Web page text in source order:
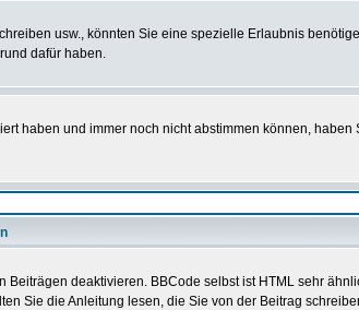
usw., könnten Sie eine spezielle Erlaubnis
dafür haben.
haben und immer noch nicht abstimmen können, haben
deaktivieren. BBCode selbst ist HTML sehr
Sie die Anleitung lesen, die Sie von der Beitrag